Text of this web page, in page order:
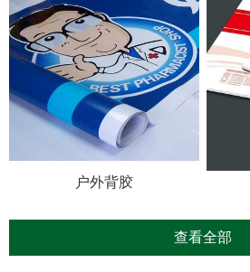
户外背胶
查看全部